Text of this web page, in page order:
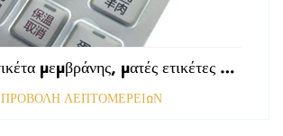
Λαμπερή ετικέτα μεμβράνης, ματές ετικέτες εμπρόσθιου πίνακα ελέγχου, ανάγλυφες ετικέτες πολυκαρβονικού, γραφικές επικαλύψεις
ΠΡΟΒΟΛΗ ΛΕΠΤΟΜΕΡΕΙΩΝ